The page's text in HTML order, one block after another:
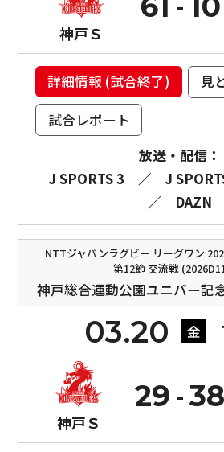
神戸Ｓ
詳細情報 (試合終了)
見
試合レポート
放送・配信：
J SPORTS 3
／
J
／
DAZN
NTTジャパンラグビー リーグワン
第12節 交流戦
神戸総合運動公園ユニバー記
03.20 金
神戸Ｓ
29 38